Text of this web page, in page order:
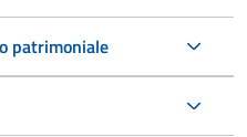
patrimoniale